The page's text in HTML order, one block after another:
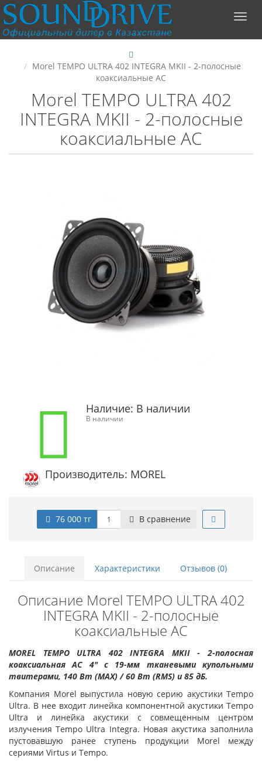
Morel TEMPO ULTRA 402 INTEGRA MKII - 2-полосные
коаксиальные АС
Morel TEMPO ULTRA 402
INTEGRA MKII - 2-полосные
коаксиальные АС
Наличие: В наличии
В наличии
Производитель: MOREL
76 000 тг В сравнение
Описание Характеристики Отзывов (0)
Описание Morel TEMPO ULTRA 402
INTEGRA MKII - 2-полосные
коаксиальные АС
MOREL TEMPO ULTRA 402 INTEGRA MKII - 2-полосная
коаксиальная АС 4" с 19-мм тканевыми купольными
твитерами, 140 Вт (MAX) / 60 Вт (RMS) и 85 дБ.
Компания Morel выпустила новую серию акустики Tempo
Ultra. В нее входит линейка компонентной акустики Tempo
Ultra и линейка акустики с совмещенным центром
излучения Tempo Ultra Integra. Новая акустика заполнила
пустовавшую ранее ступень продукции Morel между
сериями Virtus и Tempo.